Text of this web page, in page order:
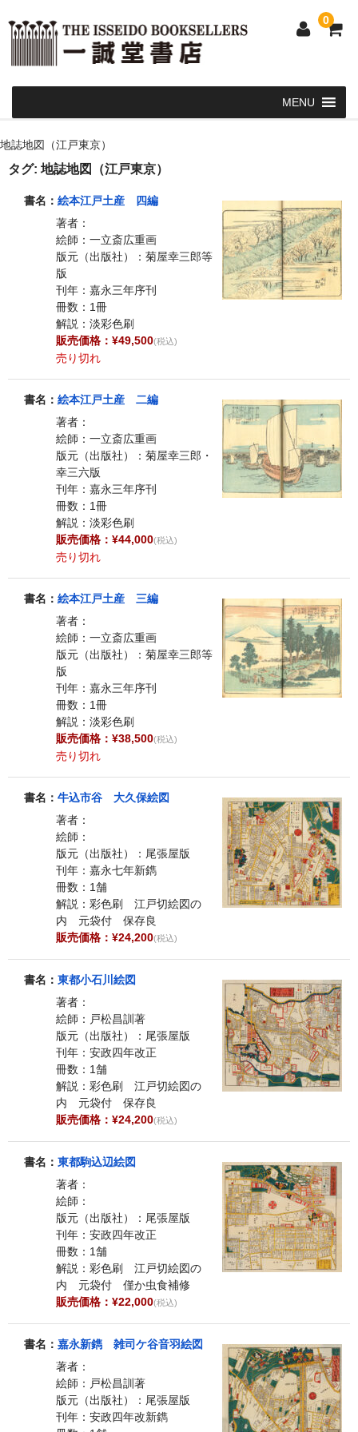
0
和 書
洋 書
和本・浮世絵・古地図
カート
発送・支払い方法
お問い合せ
地誌地図（江戸東京）
タグ: 地誌地図（江戸東京）
書名： 絵本江戸土産 四編
著者：
絵師：一立斎広重画
版元（出版社）：菊屋幸三郎等
版
刊年：嘉永三年序刊
冊数：1冊
解説：淡彩色刷
販売価格：¥49,500(税込)
売り切れ
書名： 絵本江戸土産 二編
著者：
絵師：一立斎広重画
版元（出版社）：菊屋幸三郎・
幸三六版
刊年：嘉永三年序刊
冊数：1冊
解説：淡彩色刷
販売価格：¥44,000(税込)
売り切れ
書名： 絵本江戸土産 三編
著者：
絵師：一立斎広重画
版元（出版社）：菊屋幸三郎等
版
刊年：嘉永三年序刊
冊数：1冊
解説：淡彩色刷
販売価格：¥38,500(税込)
売り切れ
書名： 牛込市谷 大久保絵図
著者：
絵師：
版元（出版社）：尾張屋版
刊年：嘉永七年新鐫
冊数：1舗
解説：彩色刷 江戸切絵図の
内 元袋付 保存良
販売価格：¥24,200(税込)
書名： 東都小石川絵図
著者：
絵師：戸松昌訓著
版元（出版社）：尾張屋版
刊年：安政四年改正
冊数：1舗
解説：彩色刷 江戸切絵図の
内 元袋付 保存良
販売価格：¥24,200(税込)
書名： 東都駒込辺絵図
著者：
絵師：
版元（出版社）：尾張屋版
刊年：安政四年改正
冊数：1舗
解説：彩色刷 江戸切絵図の
内 元袋付 僅か虫食補修
販売価格：¥22,000(税込)
書名： 嘉永新鐫 雑司ケ谷音羽絵図
著者：
絵師：戸松昌訓著
版元（出版社）：尾張屋版
刊年：安政四年改新鐫